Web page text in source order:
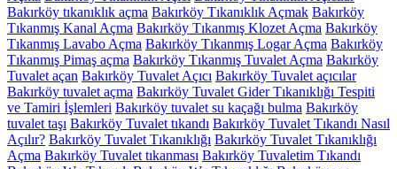
Bakırköy tıkanıklık açma Bakırköy Tıkanıklık Açmak Bakırköy
Tıkanmış Kanal Açma Bakırköy Tıkanmış Klozet Açma Bakırköy
Tıkanmış Lavabo Açma Bakırköy Tıkanmış Logar Açma Bakırköy
Tıkanmış Pimaş açma Bakırköy Tıkanmış Tuvalet Açma Bakırköy
Tuvalet açan Bakırköy Tuvalet Açıcı Bakırköy Tuvalet açıcılar
Bakırköy tuvalet açma Bakırköy Tuvalet Gider Tıkanıklığı Tespiti
ve Tamiri İşlemleri Bakırköy tuvalet su kaçağı bulma Bakırköy
tuvalet taşı Bakırköy Tuvalet tıkandı Bakırköy Tuvalet Tıkandı Nasıl
Açılır? Bakırköy Tuvalet Tıkanıklığı Bakırköy Tuvalet Tıkanıklığı
Açma Bakırköy Tuvalet tıkanması Bakırköy Tuvaletim Tıkandı